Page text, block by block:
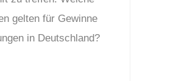
gelten für Gewinne
in Deutschland?